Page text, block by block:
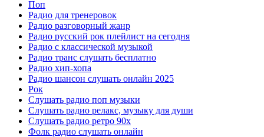
Поп
Радио для тренеровок
Радио разговорный жанр
Радио русский рок плейлист на сегодня
Радио с классической музыкой
Радио транс слушать бесплатно
Радио хип-хопа
Радио шансон слушать онлайн 2025
Рок
Слушать радио поп музыки
Слушать радио релакс, музыку для души
Слушать радио ретро 90х
Фолк радио слушать онлайн